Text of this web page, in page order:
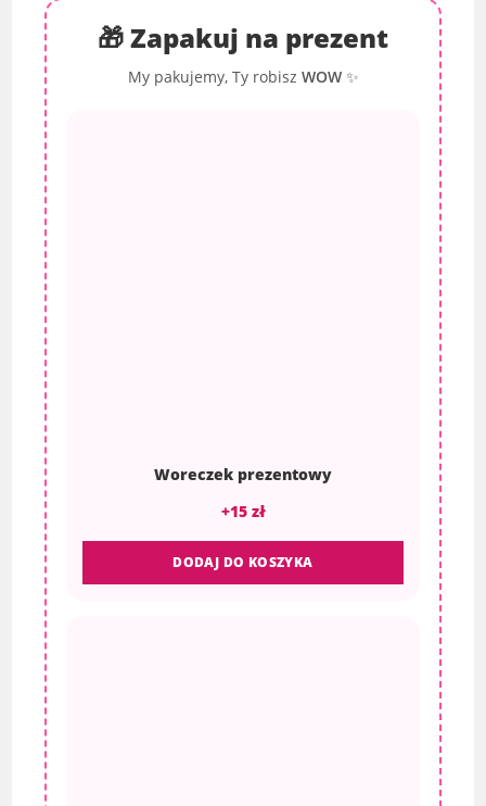
🎁 Zapakuj na prezent
My pakujemy, Ty robisz WOW✨
Woreczek prezentowy
+15 zł
DODAJ DO KOSZYKA